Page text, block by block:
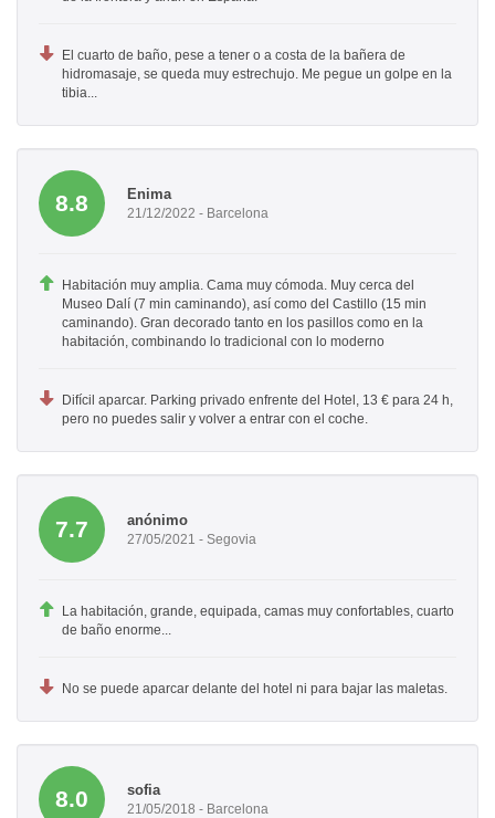
El cuarto de baño, pese a tener o a costa de la bañera de
hidromasaje, se queda muy estrechujo. Me pegue un golpe en la
tibia...
8.8 Enima
21/12/2022 - Barcelona
Habitación muy amplia. Cama muy cómoda. Muy cerca del
Museo Dalí (7 min caminando), así como del Castillo (15 min
caminando). Gran decorado tanto en los pasillos como en la
habitación, combinando lo tradicional con lo moderno
Difícil aparcar. Parking privado enfrente del Hotel, 13 € para 24 h,
pero no puedes salir y volver a entrar con el coche.
7.7 anónimo
27/05/2021 - Segovia
La habitación, grande, equipada, camas muy confortables, cuarto
de baño enorme...
No se puede aparcar delante del hotel ni para bajar las maletas.
8.0 sofia
21/05/2018 - Barcelona